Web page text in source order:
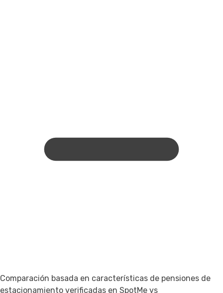
Comparación basada en características de pensiones de
estacionamiento verificadas en SpotMe vs